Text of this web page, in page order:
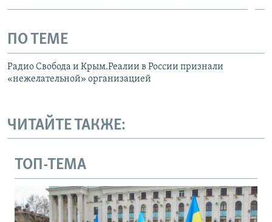
ПО ТЕМЕ
Радио Свобода и Крым.Реалии в России признали
«нежелательной» организацией
ЧИТАЙТЕ ТАКЖЕ:
ТОП-ТЕМА